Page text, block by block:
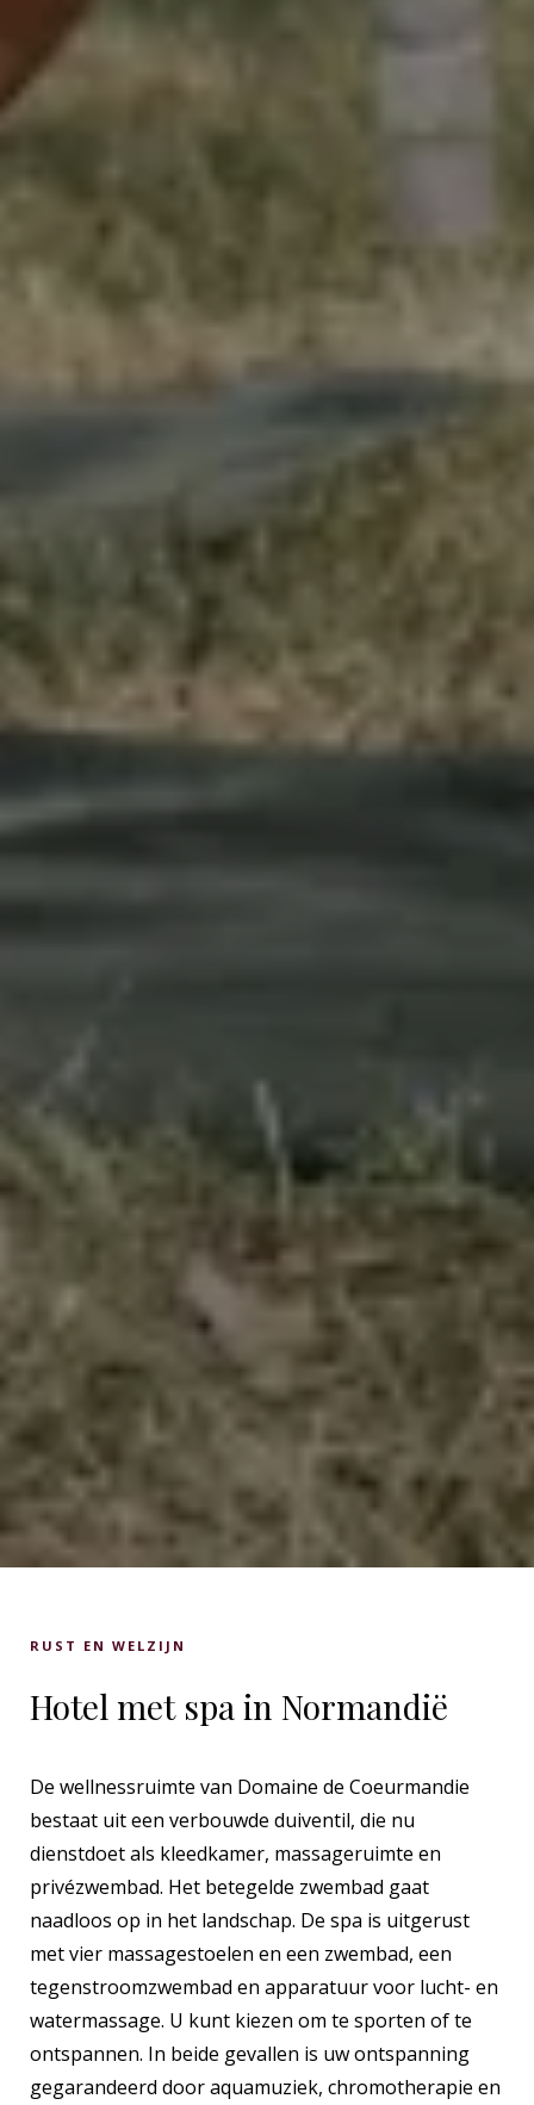
RUST EN WELZIJN
Hotel met spa in Normandië
De wellnessruimte van Domaine de Coeurmandie
bestaat uit een verbouwde duiventil, die nu
dienstdoet als kleedkamer, massageruimte en
privézwembad. Het betegelde zwembad gaat
naadloos op in het landschap. De spa is uitgerust
met vier massagestoelen en een zwembad, een
tegenstroomzwembad en apparatuur voor lucht- en
watermassage. U kunt kiezen om te sporten of te
ontspannen. In beide gevallen is uw ontspanning
gegarandeerd door aquamuziek, chromotherapie en